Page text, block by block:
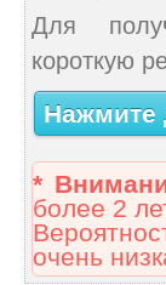
Для
короткую
Нажмите
*
более 2
очень